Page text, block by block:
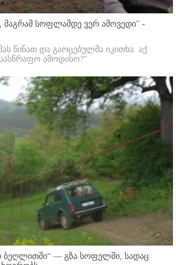
მაგრამ სოფლამდე ვერ ამოვედი'' -
წინათ და გაოცებულმა იკითხა: აქ
ამოდისო?"
ბეღლითში“ — გზა სოფელში, სადაც